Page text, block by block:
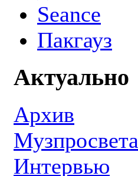
Seance
Пакгауз
Актуально
Архив
Музпросвета
Интервью